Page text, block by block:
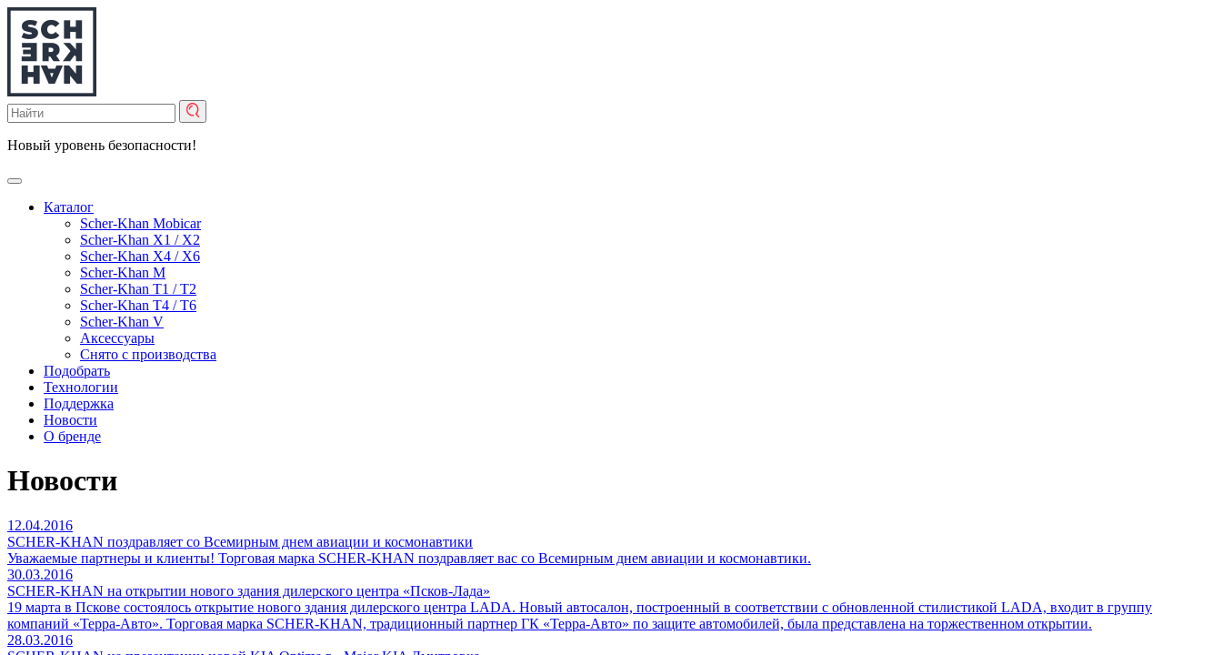
Новый уровень безопасности!
Каталог
Scher-Khan Mobicar
Scher-Khan X1 / X2
Scher-Khan X4 / X6
Scher-Khan M
Scher-Khan T1 / T2
Scher-Khan T4 / T6
Scher-Khan V
Аксессуары
Снято с производства
Подобрать
Технологии
Поддержка
Новости
О бренде
Новости
12.04.2016
SCHER-KHAN поздравляет со Всемирным днем авиации и космонавтики
Уважаемые партнеры и клиенты! Торговая марка SCHER-KHAN поздравляет вас со Всемирным днем авиации и космонавтики.
30.03.2016
SCHER-KHAN на открытии нового здания дилерского центра «Псков-Лада»
19 марта в Пскове состоялось открытие нового здания дилерского центра LADA. Новый автосалон, построенный в соответствии с обновленной стилистикой LADA, входит в группу
компаний «Терра-Авто». Торговая марка SCHER-KHAN, традиционный партнер ГК «Терра-Авто» по защите автомобилей, была представлена на торжественном открытии.
28.03.2016